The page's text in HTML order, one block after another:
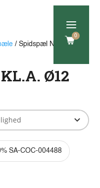
a
0
/ Spidspæl NTR
Ø12
SA-COC-004488